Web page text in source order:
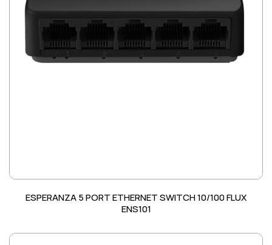
ESPERANZA 5 PORT ETHERNET SWITCH 10/100 FLUX
ENS101